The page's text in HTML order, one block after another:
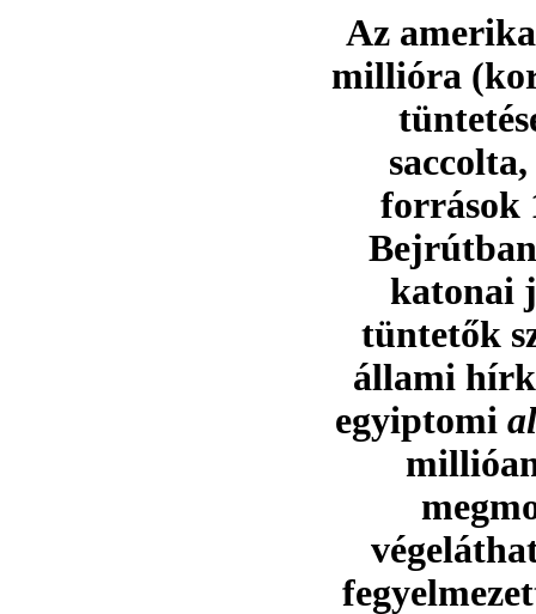
Az
millióra
források
katonai
tüntetők
állami
egyiptomi